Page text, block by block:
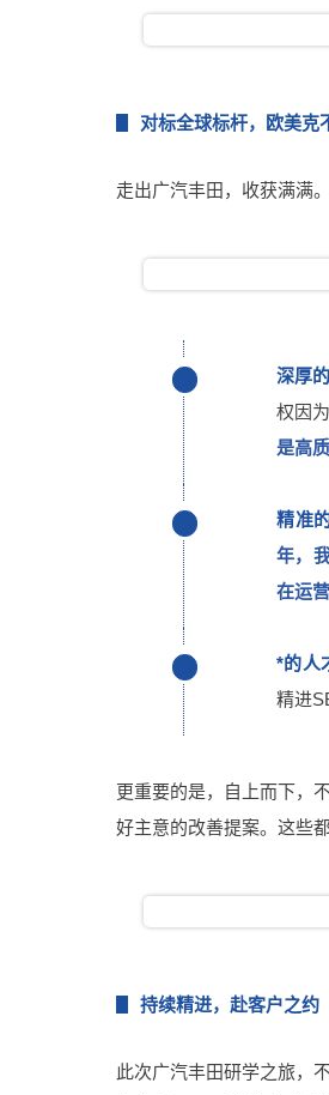
对标全球标杆，欧美克
走出广汽丰田，收获满满
深厚
权因
是高
精准
年，
在运
*的人
精进
更重要的是，自上而下，
好主意的改善提案。这些
持续精进，赴客户之约
此次广汽丰田研学之旅，